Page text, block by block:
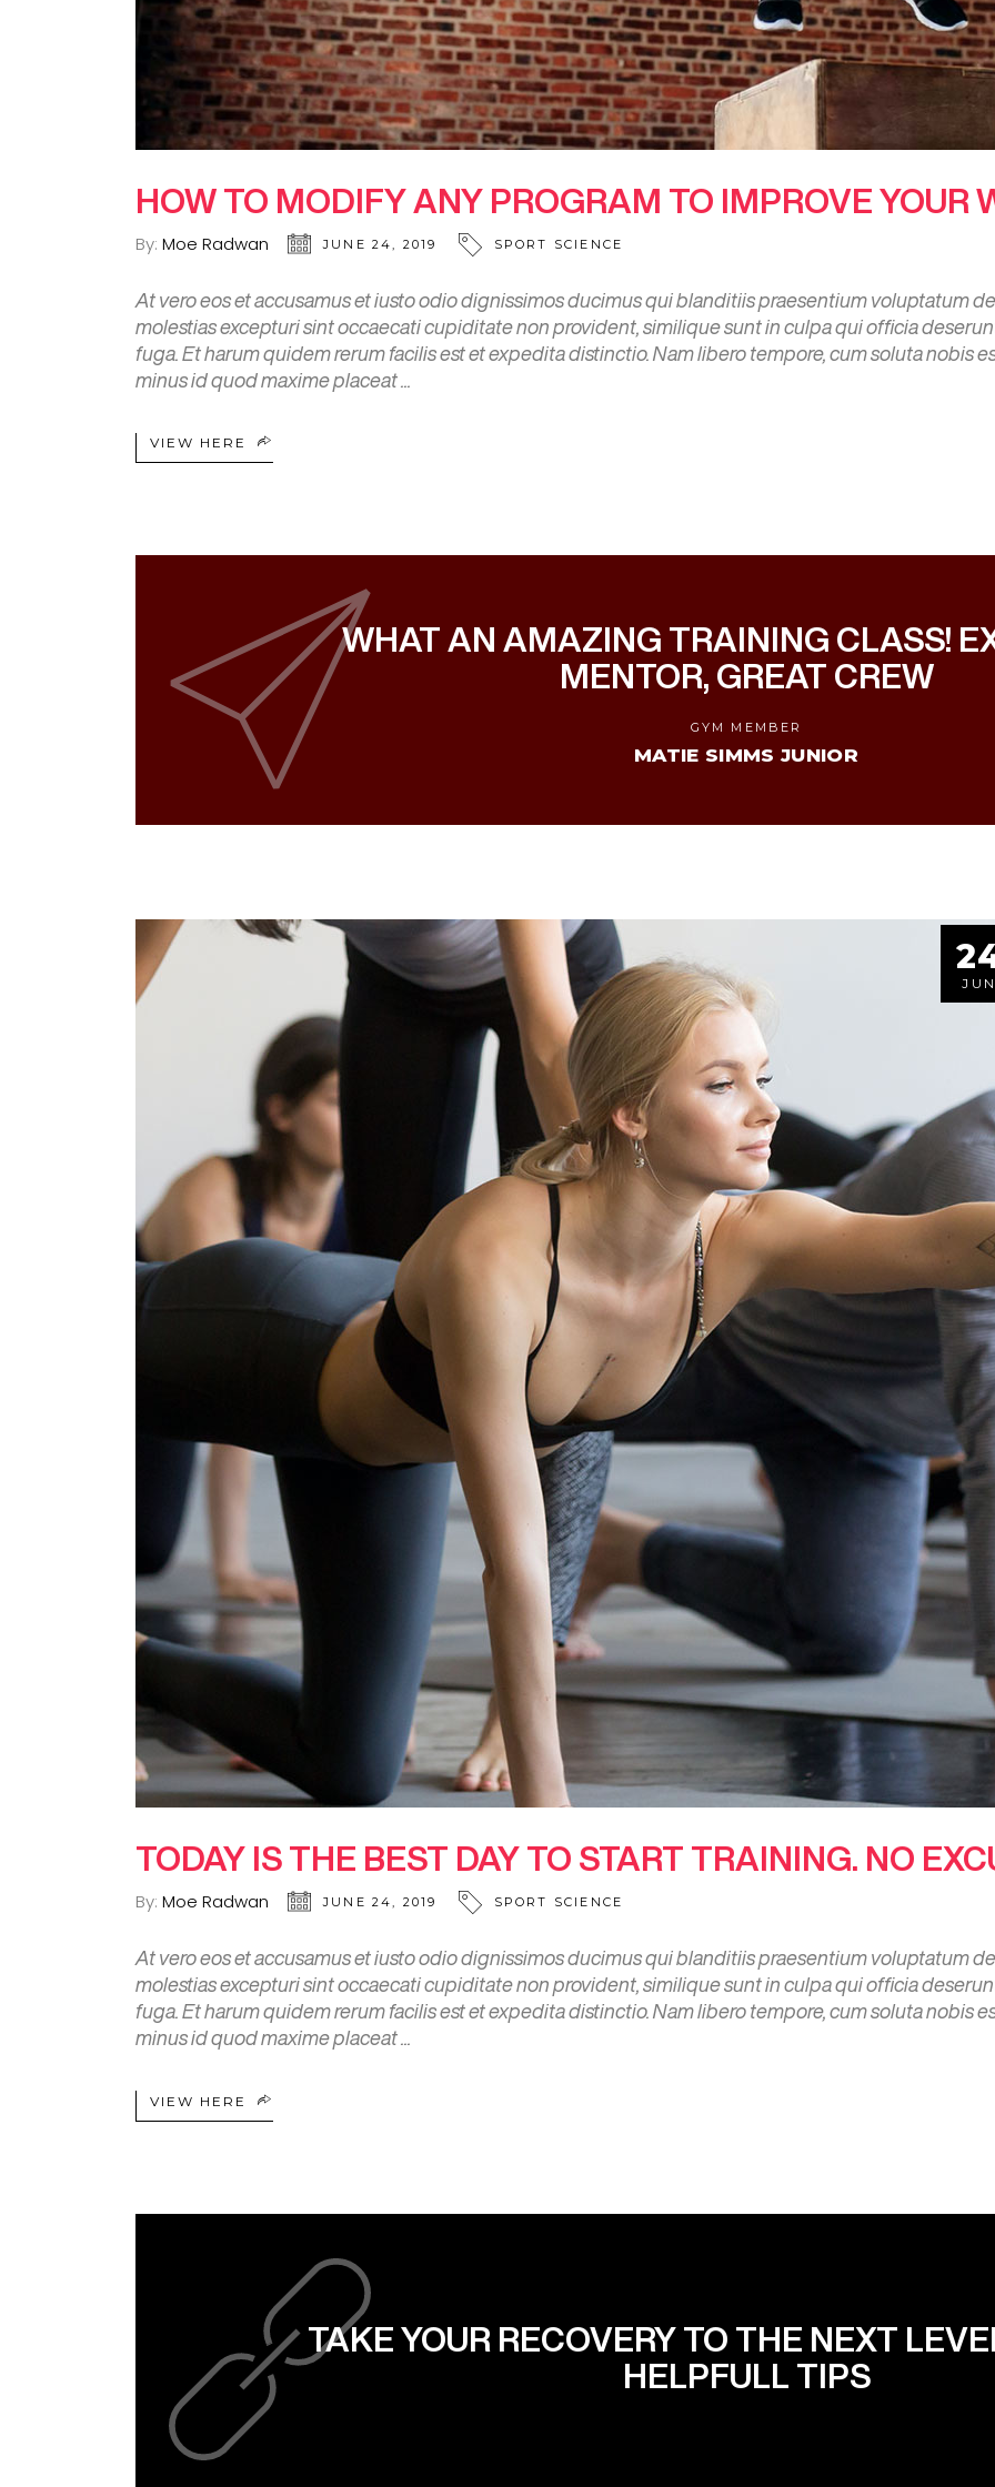
HOW TO MODIFY ANY PROGRAM TO IMPROVE YOUR
By: Moe Radwan JUNE 24, 2019 SPORT SCIENCE
At vero eos et accusamus et iusto odio dignissimos ducimus qui blanditiis praesentium voluptatum
molestias excepturi sint occaecati cupiditate non provident, similique sunt in culpa qui officia
fuga. Et harum quidem rerum facilis est et expedita distinctio. Nam libero tempore, cum soluta nobis
minus id quod maxime placeat
VIEW HERE
WHAT AN AMAZING TRAINING CLASS!
MENTOR, GREAT CREW
GYM MEMBER
MATIE SIMMS JUNIOR
JUN
TODAY IS THE BEST DAY TO START TRAINING. NO
By: Moe Radwan JUNE 24, 2019 SPORT SCIENCE
At vero eos et accusamus et iusto odio dignissimos ducimus qui blanditiis praesentium voluptatum
molestias excepturi sint occaecati cupiditate non provident, similique sunt in culpa qui officia
fuga. Et harum quidem rerum facilis est et expedita distinctio. Nam libero tempore, cum soluta nobis
minus id quod maxime placeat
VIEW HERE
TAKE YOUR RECOVERY TO THE NEXT
HELPFULL TIPS